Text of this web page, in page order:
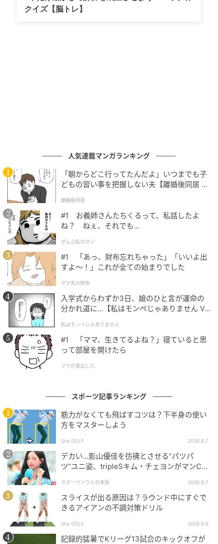
クイズ【脳トレ】
人気連載マンガランキング
「朝からどこ行ってたんだよ」いつまでも子
どもの習い事を把握しない夫【離婚後同居 Vo
離婚後同居
#1 お義姉さんたちくるって、私話したよ
ね？ ねぇ、それでも…
ぜんぶ私のせい
#1 「あっ、財布忘れちゃった」「いいよ出
すよ〜！」これが全ての始まりでした
ママ友の財布
入学式からわずか3日、娘のひと言が運命の
分かれ道に…【私はモンペじゃありません Vo
私はモンペじゃありません
#1 「ママ、生きてるよね？」寝ていると思
って部屋を開けたら
ママが家出した
スポーツ記事ランキング
筋力がなくても飛ばすコツは？下半身の使い
方をマスターしよう
She GOLF 2026.8.7
デカい…影山優佳を彷彿とさせる“パツパ
ツ”ユニ姿、tripleSキム・チェヨンがマンC対
スポーツソウル日本版 2026.8.7
スライスが出る原因は？ラウンド中にすぐで
きるアイアンの不調対策ドリル
She GOLF 2026.8.6
記録的猛暑でKリーグ13試合のキックオフが